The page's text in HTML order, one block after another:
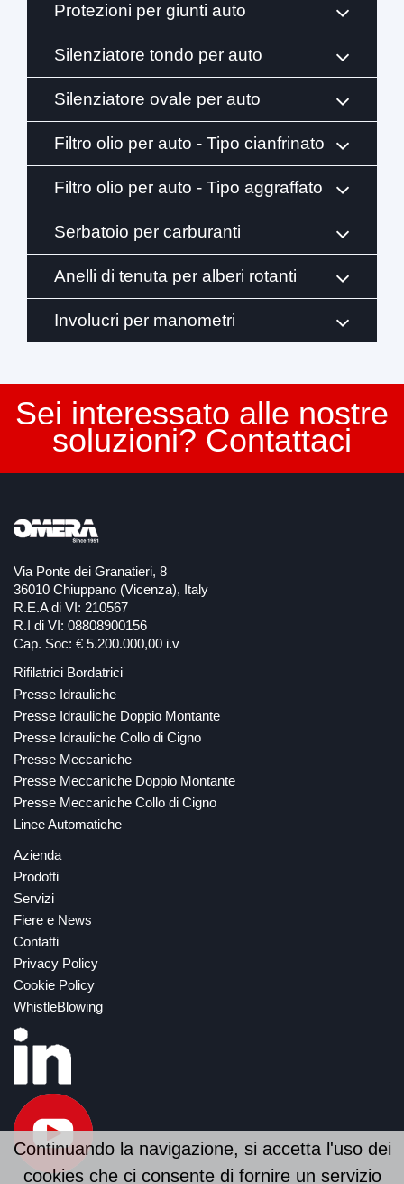
Protezioni per giunti auto
Silenziatore tondo per auto
Silenziatore ovale per auto
Filtro olio per auto - Tipo cianfrinato
Filtro olio per auto - Tipo aggraffato
Serbatoio per carburanti
Anelli di tenuta per alberi rotanti
Involucri per manometri
Sei interessato alle nostre
soluzioni? Contattaci
Via Ponte dei Granatieri, 8
36010 Chiuppano (Vicenza), Italy
R.E.A di VI: 210567
R.I di VI: 08808900156
Cap. Soc: € 5.200.000,00 i.v
Rifilatrici Bordatrici
Presse Idrauliche
Presse Idrauliche Doppio Montante
Presse Idrauliche Collo di Cigno
Presse Meccaniche
Presse Meccaniche Doppio Montante
Presse Meccaniche Collo di Cigno
Linee Automatiche
Azienda
Prodotti
Servizi
Fiere e News
Contatti
Privacy Policy
Cookie Policy
WhistleBlowing
Continuando la navigazione, si accetta l'uso dei
cookies che ci consente di fornire un servizio